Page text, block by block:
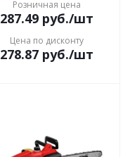
Розничная цена
287.49руб./шт
Цена по дисконту
278.87руб./шт